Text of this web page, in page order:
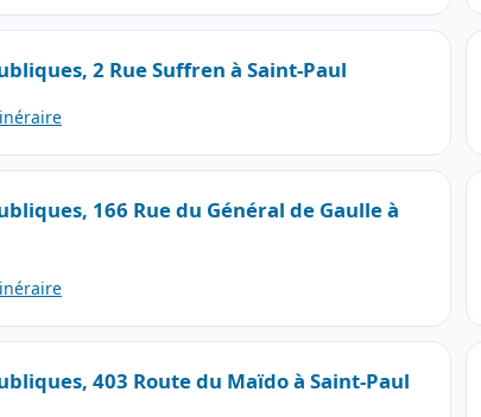
2 Rue Suffren à Saint-Paul
166 Rue du Général de Gaulle à
403 Route du Maïdo à Saint-Paul